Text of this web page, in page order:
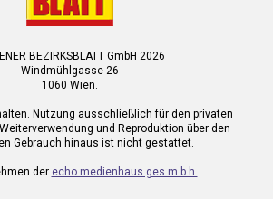
BEZIRKSBLATT GmbH 2026
Windmühlgasse 26
1060 Wien.
Nutzung ausschließlich für den privaten
und Reproduktion über den
Gebrauch hinaus ist nicht gestattet.
der echo medienhaus ges.m.b.h.